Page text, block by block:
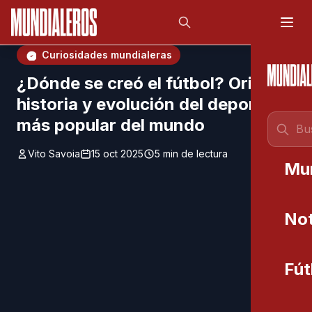
Saltar al contenido principal
Curiosidades mundialeras
¿Dónde se creó el fútbol? Origen,
historia y evolución del deporte
más popular del mundo
Vito Savoia 15 oct 2025 5 min de lectura